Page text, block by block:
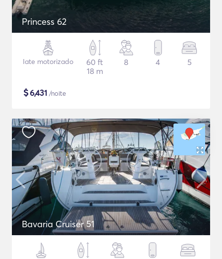
Princess 62
Iate motorizado
60 ft
18 m
8 4 5
$6,431 /noite
Bavaria Cruiser 51